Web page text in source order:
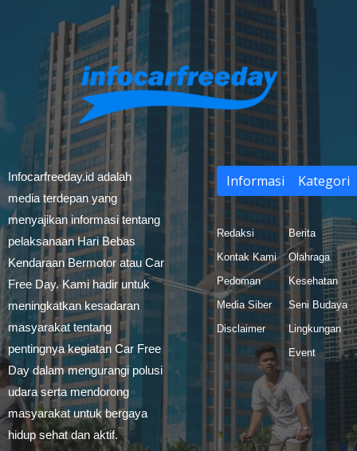
Infocarfreeday.id adalah
media terdepan yang
menyajikan informasi tentang
pelaksanaan Hari Bebas
Kendaraan Bermotor atau Car
Free Day. Kami hadir untuk
meningkatkan kesadaran
masyarakat tentang
pentingnya kegiatan Car Free
Day dalam mengurangi polusi
udara serta mendorong
masyarakat untuk bergaya
hidup sehat dan aktif.
Informasi
Redaksi
Kontak Kami
Pedoman
Media Siber
Disclaimer
Kategori
Berita
Olahraga
Kesehatan
Seni Budaya
Lingkungan
Event